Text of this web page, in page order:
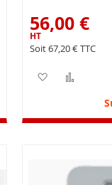
56,00 €
67,20 €
Ajouter à